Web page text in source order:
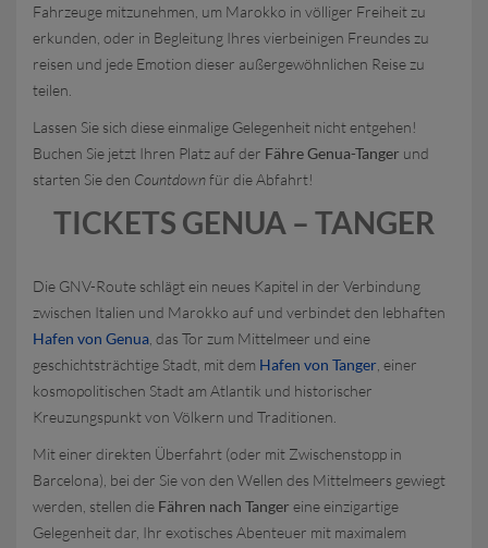
Fahrzeuge mitzunehmen, um Marokko in völliger Freiheit zu
erkunden, oder in Begleitung Ihres vierbeinigen Freundes zu
reisen und jede Emotion dieser außergewöhnlichen Reise zu
teilen.
Lassen Sie sich diese einmalige Gelegenheit nicht entgehen!
Buchen Sie jetzt Ihren Platz auf der Fähre Genua-Tanger und
starten Sie den Countdownfür die Abfahrt!
TICKETS GENUA – TANGER
Die GNV-Route schlägt ein neues Kapitel in der Verbindung
zwischen Italien und Marokko auf und verbindet den lebhaften
Hafen von Genua , das Tor zum Mittelmeer und eine
geschichtsträchtige Stadt, mit dem Hafen von Tanger , einer
kosmopolitischen Stadt am Atlantik und historischer
Kreuzungspunkt von Völkern und Traditionen.
Mit einer direkten Überfahrt (oder mit Zwischenstopp in
Barcelona), bei der Sie von den Wellen des Mittelmeers gewiegt
werden, stellen die Fähren nach Tanger eine einzigartige
Gelegenheit dar, Ihr exotisches Abenteuer mit maximalem